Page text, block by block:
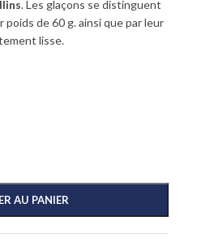
. Les glaçons se distinguent
de 60 g. ainsi que par leur
lisse.
AU PANIER